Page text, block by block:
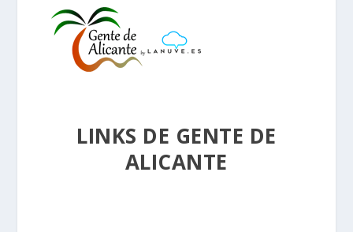
LINKS DE GENTE DE
ALICANTE